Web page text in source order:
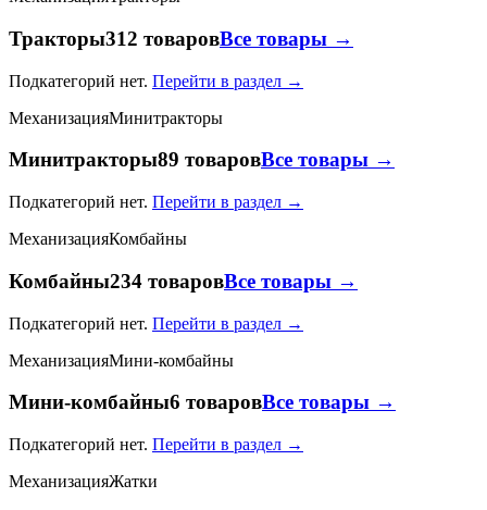
Тракторы312 товаровВсе товары →
Подкатегорий нет. Перейти в раздел →
МеханизацияМинитракторы
Минитракторы89 товаровВсе товары →
Подкатегорий нет. Перейти в раздел →
МеханизацияКомбайны
Комбайны234 товаровВсе товары →
Подкатегорий нет. Перейти в раздел →
МеханизацияМини-комбайны
Мини-комбайны6 товаровВсе товары →
Подкатегорий нет. Перейти в раздел →
МеханизацияЖатки